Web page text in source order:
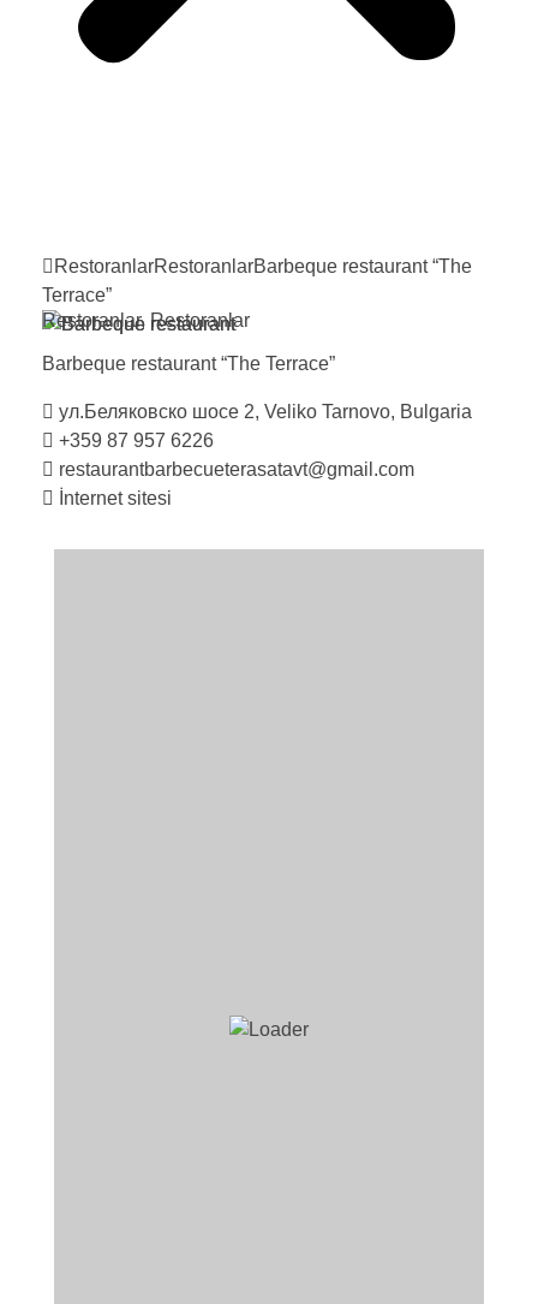
RestoranlarRestoranlarBarbeque restaurant “The
Terrace”
Restoranlar, Restoranlar
Barbeque restaurant “The Terrace”
ул.Беляковско шосе 2, Veliko Tarnovo, Bulgaria
+359 87 957 6226
restaurantbarbecueterasatavt@gmail.com
İnternet sitesi